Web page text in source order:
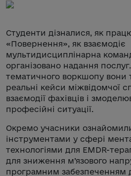
Студенти дізналися, як
«Повернення», як взаємодіє
мультидисциплінарна
організовано надання
тематичного воркшопу вони
реальні кейси міжвідомчої
взаємодії фахівців і
професійні ситуації.
Окремо учасники
інструментами у сфері
технологіями для EMDR-
для зниження м’язового
програмним забезпеченням